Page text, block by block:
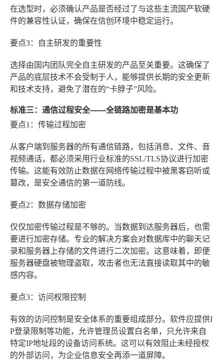
在选型时，必须确认产品是否经过了与这些主流国产软硬
件的兼容性认证，确保在信创环境中稳定运行。
要点3：自主研发的重要性
选择由国内团队完全自主研发的产品至关重要。这确保了
产品的底层技术不会受制于人，能够提供长期的安全更新
和技术支持，避免了潜在的“卡脖子”风险。
标准三：通信过程安全——全链路加密是基本功
要点1：传输过程加密
从客户端到服务器的所有通信链路，包括消息、文件、音
视频通话，都必须采用行业标准的SSL/TLS协议进行加密
传输。这能有效防止数据在网络传输过程中被黑客窃听或
篡改，是安全通信的第一道防线。
要点2：数据存储加密
仅仅加密传输过程是不够的。当数据到达服务器后，也需
要进行加密存储。专业的解决方案会对数据库中的聊天记
录和服务器上存储的文件进行二次加密。这意味着，即便
服务器硬盘被物理盗取，攻击者也无法直接读取其中的敏
感内容。
要点3：访问权限控制
有效的访问控制是安全体系的重要组成部分。软件应提供I
P登录限制等功能，允许管理员设置白名单，只允许来自
特定IP地址段的设备访问系统。这可以有效阻止未经授权
的外部访问，为企业信息安全再添一道屏障。